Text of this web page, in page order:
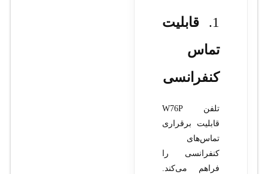
1.
قابلیت
تماس
کنفرانسی
تلفن W76P
قابلیت برقراری
تماس‌های
کنفرانسی را
فراهم می‌کند.